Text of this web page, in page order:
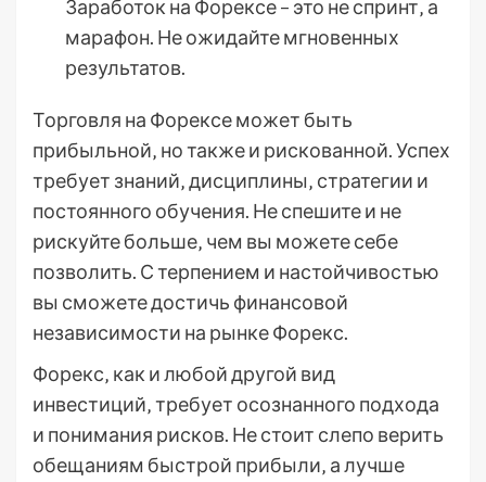
Заработок на Форексе – это не спринт‚ а
марафон. Не ожидайте мгновенных
результатов.
Торговля на Форексе может быть
прибыльной‚ но также и рискованной. Успех
требует знаний‚ дисциплины‚ стратегии и
постоянного обучения. Не спешите и не
рискуйте больше‚ чем вы можете себе
позволить. С терпением и настойчивостью
вы сможете достичь финансовой
независимости на рынке Форекс.
Форекс‚ как и любой другой вид
инвестиций‚ требует осознанного подхода
и понимания рисков. Не стоит слепо верить
обещаниям быстрой прибыли‚ а лучше